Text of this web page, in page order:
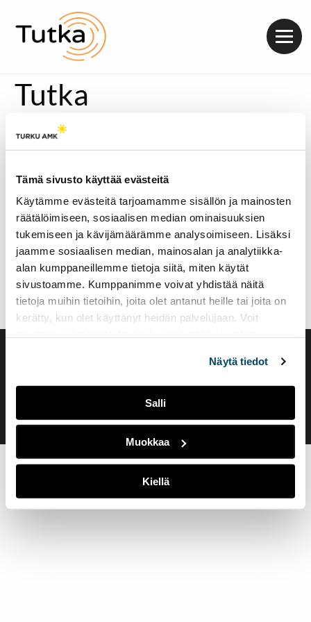
Tämä sivusto käyttää evästeitä
Käytämme evästeitä tarjoamamme sisällön ja mainosten
räätälöimiseen, sosiaalisen median ominaisuuksien
tukemiseen ja kävijämäärämme analysoimiseen. Lisäksi
jaamme sosiaalisen median, mainosalan ja analytiikka-
alan kumppaneillemme tietoja siitä, miten käytät
sivustoamme. Kumppanimme voivat yhdistää näitä
tietoja muihin tietoihin, joita olet antanut heille tai joita on
kerätty, kun olet käyttänyt heidän palvelujaan. Voit
Näytä tiedot
Salli
Muokkaa
Kiellä
Tutka